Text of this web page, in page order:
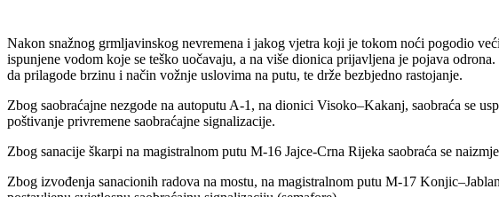
Nakon snažnog grmljavinskog nevremena i jakog vjetra koji je tokom noći pogodio
ispunjene vodom koje se teško uočavaju, a na više dionica prijavljena je pojava
da prilagode brzinu i način vožnje uslovima na putu, te drže bezbjedno rastojanje.
Zbog saobraćajne nezgode na autoputu A-1, na dionici Visoko–Kakanj, saobraća se
poštivanje privremene saobraćajne signalizacije.
Zbog sanacije škarpi na magistralnom putu M-16 Jajce-Crna Rijeka saobraća se
Zbog izvođenja sanacionih radova na mostu, na magistralnom putu M-17